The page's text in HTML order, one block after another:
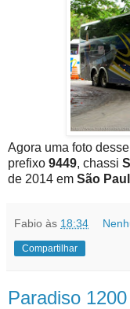
Agora uma foto desse
prefixo 9449, chassi
de 2014 em São
Fabio às 18:34
Compartilhar
Paradiso